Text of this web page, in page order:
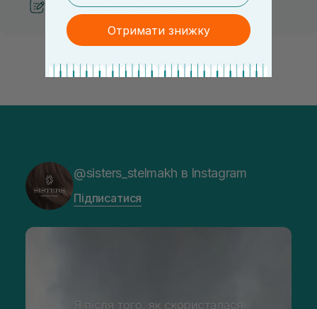
Рекомендації від косметологів
@sisters_stelmakh в Instagram
Підписатися
Отримати знижку